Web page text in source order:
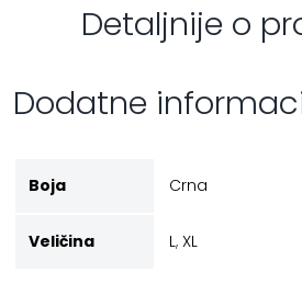
Detaljnije o
Dodatne
Boja Crna
Veličina L, XL